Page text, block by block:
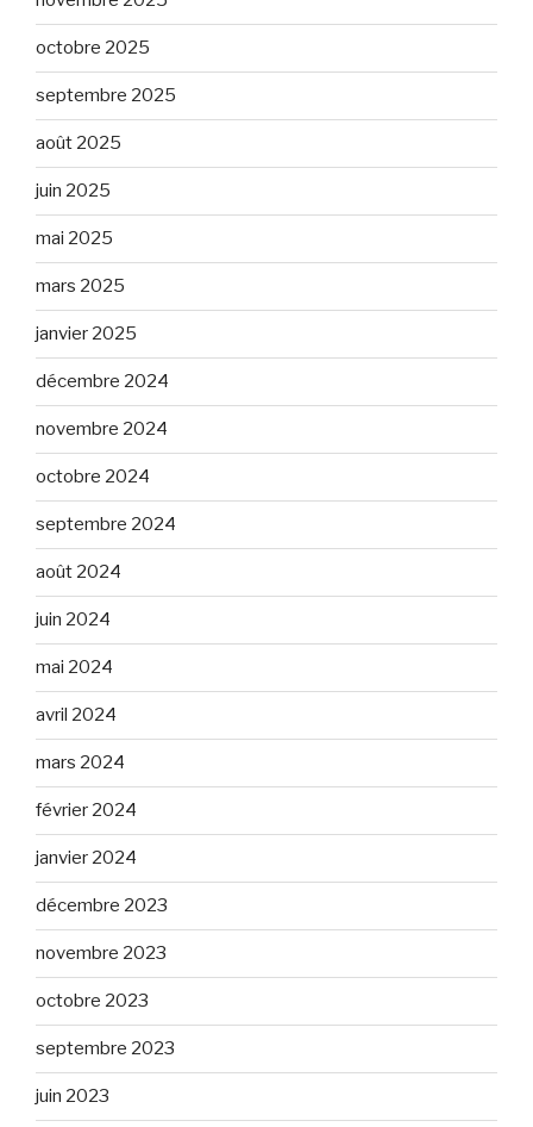
octobre 2025
septembre 2025
août 2025
juin 2025
mai 2025
mars 2025
janvier 2025
décembre 2024
novembre 2024
octobre 2024
septembre 2024
août 2024
juin 2024
mai 2024
avril 2024
mars 2024
février 2024
janvier 2024
décembre 2023
novembre 2023
octobre 2023
septembre 2023
juin 2023